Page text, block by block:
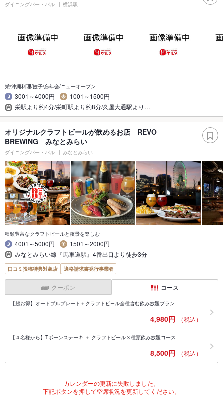
ダイニングバー・バル 横浜駅
栄/沖縄料理/餃子/忘年会/ニューオープン
3001～4000円
1001～1500円
栄駅より約4分/栄町駅より約8分/久屋大通駅より…
オリジナルクラフトビールが飲めるお店 REVO
BREWING みなとみらい
ダイニングバー・バル みなとみらい
種類豊富なクラフトビールと夜景を楽しむ
4001～5000円
1501～2000円
みなとみらい線『馬車道駅』4番出口より徒歩3分
口コミ投稿特典対象店 適格請求書発行事業者
クーポン コース
【超お得】オードブルプレート＋クラフトビール全種含む飲み放題プラン
4,980円 （税込）
【４名様から】Tボーンステーキ ＋ クラフトビール３種類飲み放題コース
8,500円 （税込）
カレンダーの更新に失敗しました。
下記ボタンを押して空席状況を更新してください。